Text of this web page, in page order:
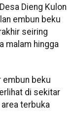
Dieng Kulon
embun beku
seiring
malam hingga
embun beku
di sekitar
area terbuka